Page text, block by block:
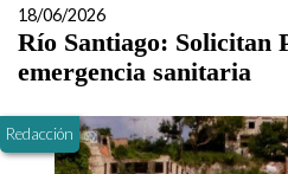
18/06/2026
Río Santiago:
emergencia sanitaria
Redacción